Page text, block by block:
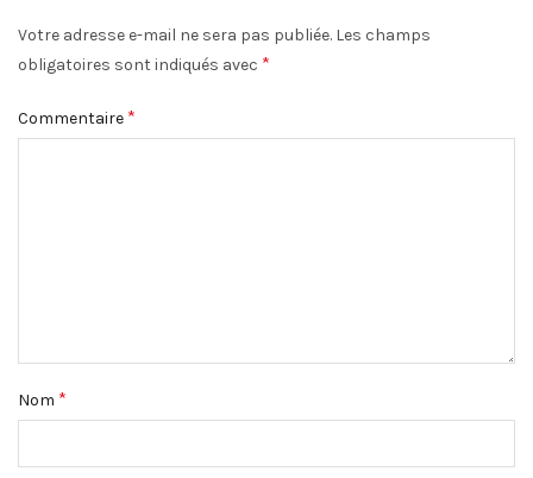
Votre adresse e-mail ne sera pas publiée. Les champs
obligatoires sont indiqués avec *
Commentaire *
Nom *